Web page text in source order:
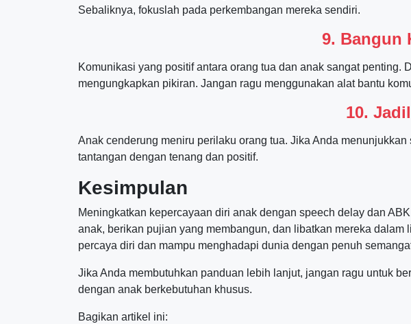
Sebaliknya, fokuslah pada perkembangan mereka sendiri.
9. Bangun
Komunikasi yang positif antara orang tua dan anak sangat
mengungkapkan pikiran. Jangan ragu menggunakan alat bantu
10.
Anak cenderung meniru perilaku orang tua. Jika Anda
tantangan dengan tenang dan positif.
Kesimpulan
Meningkatkan kepercayaan diri anak dengan speech delay dan
anak, berikan pujian yang membangun, dan libatkan mereka
percaya diri dan mampu menghadapi dunia dengan penuh
Jika Anda membutuhkan panduan lebih lanjut, jangan ragu untuk
dengan anak berkebutuhan khusus.
Bagikan artikel ini: